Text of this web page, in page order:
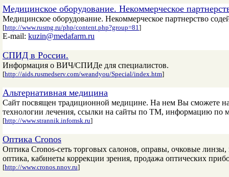
Медицинское оборудование. Некоммерческое
Медицинское оборудование. Некоммерческое партнерство
[http://www.rusmg.ru/php/content.php?group=81]
E-mail: kuzin@medafarm.ru
СПИД в России.
Информация о ВИЧ/СПИДе для специалистов.
[http://aids.rusmedserv.com/weandyou/Special/index.htm]
Альтернативная медицина
Сайт посвящен традиционной медицине. На нем Вы сможете
технологии лечения, ссылки на сайты по ТМ, информацию по
[http://www.strannik.infomsk.ru]
Оптика Cronos
Оптика Cronos-сеть торговых салонов, оправы, очковые
оптика, кабинеты коррекции зрения, продажа оптических
[http://www.cronos.nnov.ru]